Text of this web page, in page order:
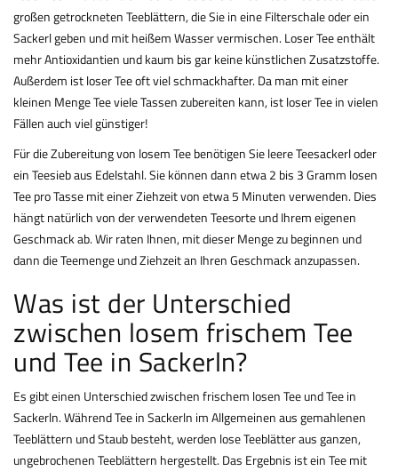
großen getrockneten Teeblättern, die Sie in eine Filterschale oder ein
Sackerl geben und mit heißem Wasser vermischen. Loser Tee enthält
mehr Antioxidantien und kaum bis gar keine künstlichen Zusatzstoffe.
Außerdem ist loser Tee oft viel schmackhafter. Da man mit einer
kleinen Menge Tee viele Tassen zubereiten kann, ist loser Tee in vielen
Fällen auch viel günstiger!
Für die Zubereitung von losem Tee benötigen Sie leere Teesackerl oder
ein Teesieb aus Edelstahl. Sie können dann etwa 2 bis 3 Gramm losen
Tee pro Tasse mit einer Ziehzeit von etwa 5 Minuten verwenden. Dies
hängt natürlich von der verwendeten Teesorte und Ihrem eigenen
Geschmack ab. Wir raten Ihnen, mit dieser Menge zu beginnen und
dann die Teemenge und Ziehzeit an Ihren Geschmack anzupassen.
Was ist der Unterschied
zwischen losem frischem Tee
und Tee in Sackerln?
Es gibt einen Unterschied zwischen frischem losen Tee und Tee in
Sackerln. Während Tee in Sackerln im Allgemeinen aus gemahlenen
Teeblättern und Staub besteht, werden lose Teeblätter aus ganzen,
ungebrochenen Teeblättern hergestellt. Das Ergebnis ist ein Tee mit